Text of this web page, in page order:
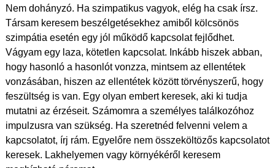
Nem dohányzó. Ha szimpatikus vagyok, elég ha csak írsz.
Társam keresem beszélgetésekhez amiből kölcsönös
szimpátia esetén egy jól működő kapcsolat fejlődhet.
Vágyam egy laza, kötetlen kapcsolat. Inkább hiszek abban,
hogy hasonló a hasonlót vonzza, mintsem az ellentétek
vonzásában, hiszen az ellentétek között törvényszerű, hogy
feszültség is van. Egy olyan embert keresek, aki ki tudja
mutatni az érzéseit. Számomra a személyes találkozóhoz
impulzusra van szükség. Ha szeretnéd felvenni velem a
kapcsolatot, írj rám. Egyelőre nem összeköltözős kapcsolatot
keresek. Lakhelyemen vagy környékéről keresem